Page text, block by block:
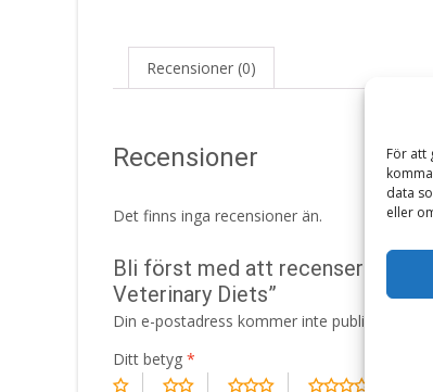
För att
data
eller
Recensioner (0)
Recensioner
Det finns inga recensioner än.
Bli först med att recensera
Veterinary Diets”
Din e-postadress kommer inte publiceras.
Ditt betyg *